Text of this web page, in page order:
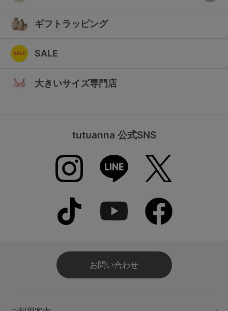
ギフトラッピング
SALE
大きいサイズ専門店
tutuanna 公式SNS
お問い合わせ